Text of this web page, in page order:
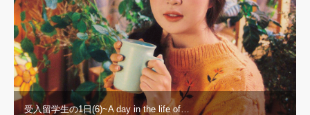
受入留学生の1日(6)~A day in the life of…